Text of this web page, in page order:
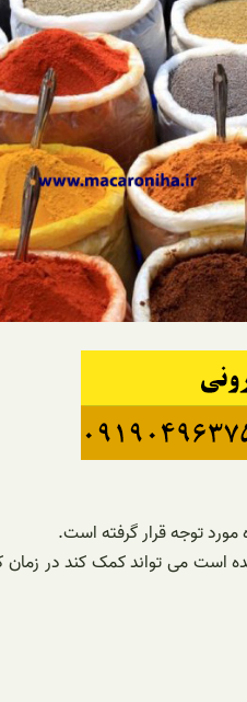
مورد توجه قرار گرفته است.
می تواند کمک کند در